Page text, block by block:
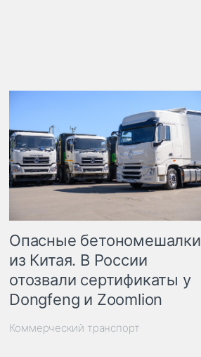
Опасные бетономешалки
из Китая. В России
отозвали сертификаты у
Dongfeng и Zoomlion
Коммерческий транспорт